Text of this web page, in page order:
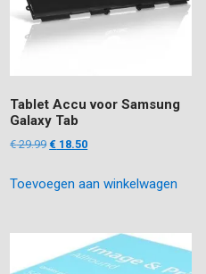
Tablet Accu voor Samsung
Galaxy Tab
€29.99 Oorspronkelijke
was:
€ 18.50Huidige
is:
Toevoegen aan winkelwagen